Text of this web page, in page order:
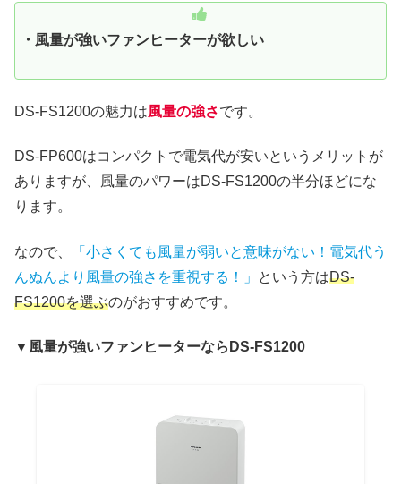
・風量が強いファンヒーターが欲しい
DS-FS1200の魅力は風量の強さです。
DS-FP600はコンパクトで電気代が安いというメリットが
ありますが、風量のパワーはDS-FS1200の半分ほどにな
ります。
なので、
「小さくても風量が弱いと意味がない！電気代う
んぬんより風量の強さを重視する！」
という方はDS-
FS1200を選ぶのがおすすめです。
▼風量が強いファンヒーターならDS-FS1200